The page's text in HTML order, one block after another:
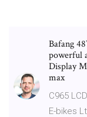
Bafang
powerful
Display
max
C965
E-bikes